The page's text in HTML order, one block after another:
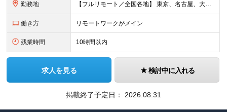
勤務地 【フルリモート／全国各地】 東京、名古屋、大阪、福岡を中心とした全国のプロジェクトにアサイン。 ※プロジェクトは完全選択制です。 ※フルリモート、ハイブリッド型、常駐案件から自由に選択可能です。 ※転
働き方 リモートワークがメイン
残業時間 10時間以内
求人を見る 検討中に入れる
掲載終了予定日： 2026.08.31